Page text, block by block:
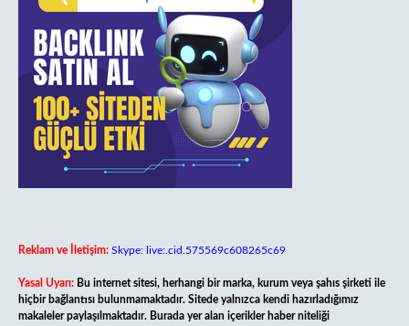
Reklam ve İletişim: Skype: live:.cid.575569c608265c69
Yasal Uyarı: Bu internet sitesi, herhangi bir marka, kurum veya şahıs şirketi ile
hiçbir bağlantısı bulunmamaktadır. Sitede yalnızca kendi hazırladığımız
makaleler paylaşılmaktadır. Burada yer alan içerikler haber niteliği